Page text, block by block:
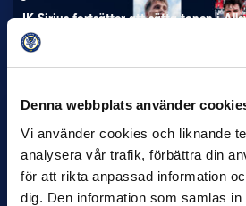
Denna webbplats använder
Vi använder cookies och liknande
analysera vår trafik, förbättra din
för att rikta anpassad information
dig. Den information som samlas
IK Sirius fortsätter att sätta tonen i
överlägsna serieledning. Det
till…